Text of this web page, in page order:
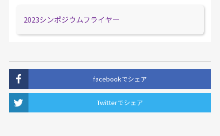
2023シンポジウムフライヤー
facebookでシェア
Twitterでシェア